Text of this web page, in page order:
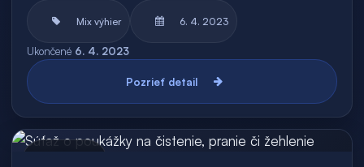
Mix výhier 6. 4. 2023
Ukončené 6. 4. 2023
Pozrieť detail